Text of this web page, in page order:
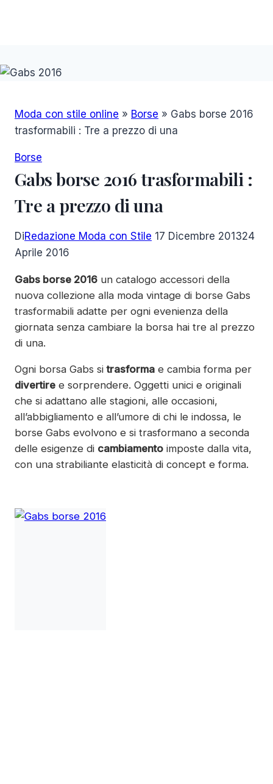
Moda con stile online » Borse » Gabs borse 2016
trasformabili : Tre a prezzo di una
Borse
Gabs borse 2016 trasformabili :
Tre a prezzo di una
DiRedazione Moda con Stile 17 Dicembre 201324
Aprile 2016
Gabs borse 2016 un catalogo accessori della
nuova collezione alla moda vintage di borse Gabs
trasformabili adatte per ogni evenienza della
giornata senza cambiare la borsa hai tre al prezzo
di una.
Ogni borsa Gabs sitrasforma e cambia forma per
divertire e sorprendere. Oggetti unici e originali
che si adattano alle stagioni, alle occasioni,
all’abbigliamento e all’umore di chi le indossa, le
borse Gabs evolvono e si trasformano a seconda
delle esigenze di cambiamento imposte dalla vita,
con una strabiliante elasticità di concept e forma.